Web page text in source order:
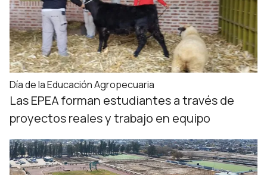
Día de la Educación Agropecuaria
Las EPEA forman estudiantes a través de
proyectos reales y trabajo en equipo